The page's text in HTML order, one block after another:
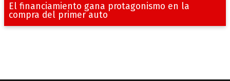
El financiamiento gana protagonismo en la
compra del primer auto